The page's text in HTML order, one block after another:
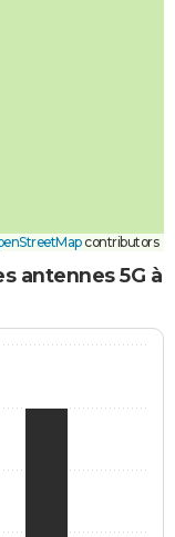
contributors
antennes 5G à